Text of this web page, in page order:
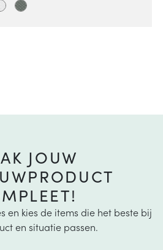
JOUW
en kies de items die het beste bij
en situatie passen.